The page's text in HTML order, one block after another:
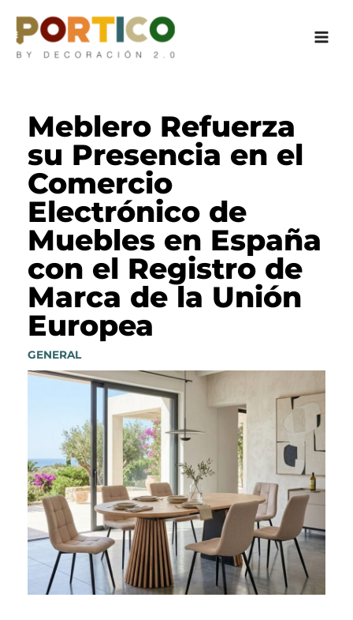
contenido
Meblero Refuerza
su Presencia en el
Comercio
Electrónico de
Muebles en España
con el Registro de
Marca de la Unión
Europea
GENERAL